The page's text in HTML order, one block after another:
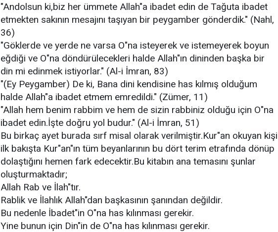
"Andolsun ki,biz her ümmete Allah"a ibadet edin de Tağuta ibadet
etmekten sakının mesajını taşıyan bir peygamber gönderdik." (Nahl,
36)
"Göklerde ve yerde ne varsa O"na isteyerek ve istemeyerek boyun
eğdiği ve O"na döndürülecekleri halde Allah"ın dininden başka bir
din mi edinmek istiyorlar." (Al-i İmran, 83)
"(Ey Peygamber) De ki, Bana dini kendisine has kılmış olduğum
halde Allah"a ibadet etmem emredildi." (Zümer, 11)
"Allah hem benim rabbim ve hem de sizin rabbiniz olduğu için O"na
ibadet edin.İşte doğru yol budur." (Al-i İmran, 51)
Bu birkaç ayet burada sırf misal olarak verilmiştir.Kur"an okuyan kişi
ilk bakışta Kur"an"ın tüm beyanlarının bu dört terim etrafında dönüp
dolaştığını hemen fark edecektir.Bu kitabın ana temasını şunlar
oluşturmaktadır;
Allah Rab ve İlah"tır.
Rablik ve İlahlık Allah"dan başkasının şanından değildir.
Bu nedenle İbadet"in O"na has kılınması gerekir.
Yine bunun için Din"in de O"na has kılınması gerekir.